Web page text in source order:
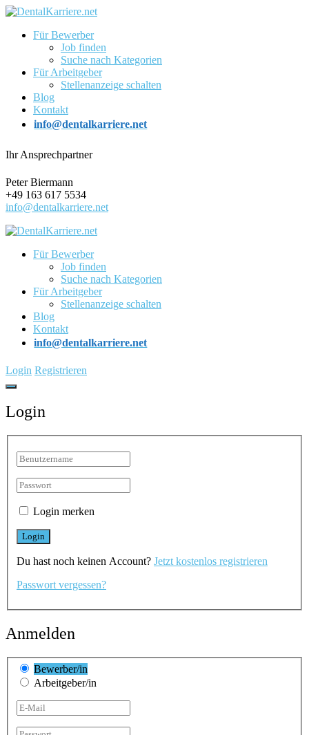
Für Bewerber
Job finden
Suche nach Kategorien
Für Arbeitgeber
Stellenanzeige schalten
Blog
Kontakt
info@dentalkarriere.net
Ihr Ansprechpartner
Peter Biermann
+49 163 617 5534
info@dentalkarriere.net
Für Bewerber
Job finden
Suche nach Kategorien
Für Arbeitgeber
Stellenanzeige schalten
Blog
Kontakt
info@dentalkarriere.net
Login Registrieren
Login
Login merken
Du hast noch keinen Account? Jetzt kostenlos registrieren
Passwort vergessen?
Anmelden
Bewerber/in
Arbeitgeber/in